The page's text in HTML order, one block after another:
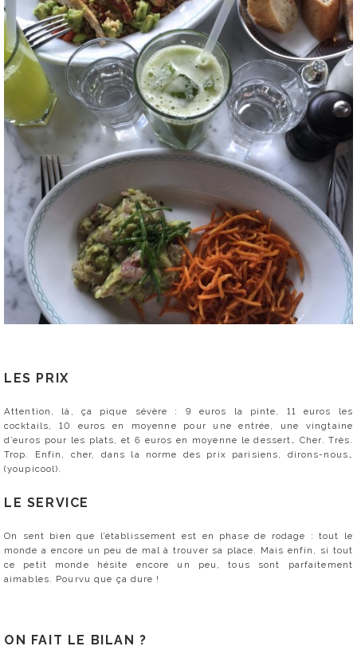
LES PRIX
Attention, là, ça pique sévère : 9 euros la pinte, 11 euros les
cocktails, 10 euros en moyenne pour une entrée, une vingtaine
d’euros pour les plats, et 6 euros en moyenne le dessert… Cher. Très.
Trop. Enfin, cher, dans la norme des prix parisiens, dirons-nous…
(youpicool).
LE SERVICE
On sent bien que l’établissement est en phase de rodage : tout le
monde a encore un peu de mal à trouver sa place. Mais enfin, si tout
ce petit monde hésite encore un peu, tous sont parfaitement
aimables. Pourvu que ça dure !
ON FAIT LE BILAN ?